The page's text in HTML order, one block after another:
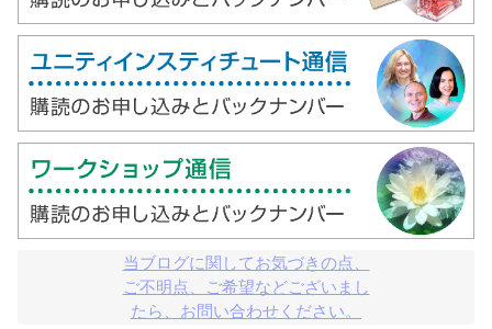
当ブログに関してお気づきの点、
ご不明点、ご希望などございまし
たら、お問い合わせください。